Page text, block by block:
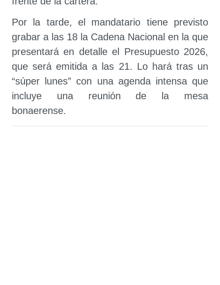
Por la tarde, el mandatario tiene previsto
grabar a las 18 la Cadena Nacional en la que
presentará en detalle el Presupuesto 2026,
que será emitida a las 21. Lo hará tras un
“súper lunes” con una agenda intensa que
incluye una reunión de la mesa
bonaerense.